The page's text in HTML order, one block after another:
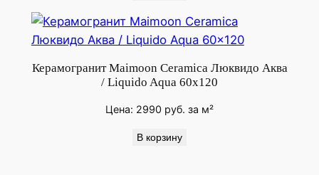
l
u
Керамогранит Maimoon Ceramica Люквидо Аква
/ Liquido Aqua 60x120
Цена: 2990 руб. за м²
В корзину